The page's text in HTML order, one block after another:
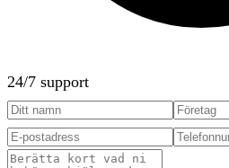
24/7 support